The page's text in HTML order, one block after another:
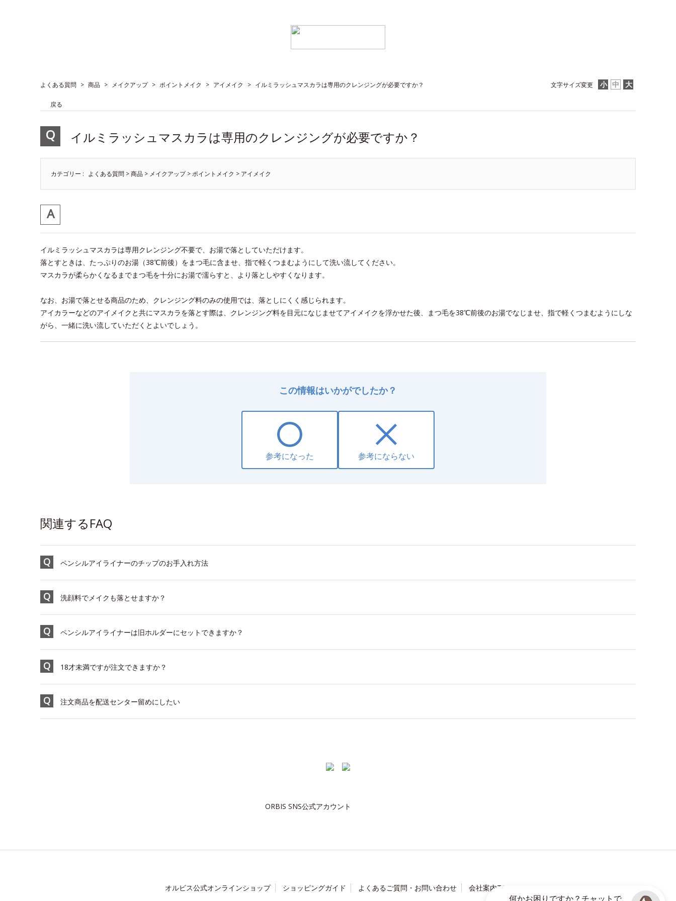
文字サイズ変更
よくある質問 > 商品 > メイクアップ > ポイントメイク > アイメイク > イルミラッシュマスカラは専用のクレンジングが必要ですか？
戻る
イルミラッシュマスカラは専用のクレンジングが必要ですか？
カテゴリー : よくある質問 >商品 > メイクアップ>ポイントメイク > アイメイク
イルミラッシュマスカラは専用クレンジング不要で、お湯で落としていただけます。
落とすときは、たっぷりのお湯（38℃前後）をまつ毛に含ませ、指で軽くつまむようにして洗い流してください。
マスカラが柔らかくなるまでまつ毛を十分にお湯で濡らすと、より落としやすくなります。
なお、お湯で落とせる商品のため、クレンジング料のみの使用では、落としにくく感じられます。
アイカラーなどのアイメイクと共にマスカラを落とす際は、クレンジング料を目元になじませてアイメイクを浮かせた後、まつ毛を38℃前後のお湯でなじませ、指で軽くつまむようにしな
がら、一緒に洗い流していただくとよいでしょう。
この情報はいかがでしたか？
参考になった 参考にならない
関連するFAQ
ペンシルアイライナーのチップのお手入れ方法
洗顔料でメイクも落とせますか？
ペンシルアイライナーは旧ホルダーにセットできますか？
18才未満ですが注文できますか？
注文商品を配送センター留めにしたい
ORBIS SNS公式アカウント
オルビス公式オンラインショップ ショッピングガイド よくあるご質問・お問い合わせ 会社案内TOP
何かお困りですか？チャットで